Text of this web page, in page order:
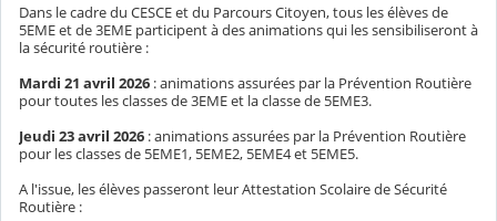
Dans le cadre du CESCE et du Parcours Citoyen, tous les élèves de
5EME et de 3EME participent à des animations qui les sensibiliseront à
la sécurité routière :
Mardi 21 avril 2026 : animations assurées par la Prévention Routière
pour toutes les classes de 3EME et la classe de 5EME3.
Jeudi 23 avril 2026 : animations assurées par la Prévention Routière
pour les classes de 5EME1, 5EME2, 5EME4 et 5EME5.
A l'issue, les élèves passeront leur Attestation Scolaire de Sécurité
Routière :